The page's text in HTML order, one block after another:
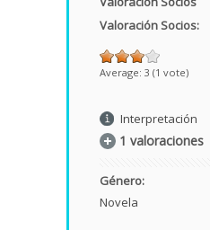
Valoración Socios:
Average: 3 (1 vote)
Interpretación
1 valoraciones
Género:
Novela